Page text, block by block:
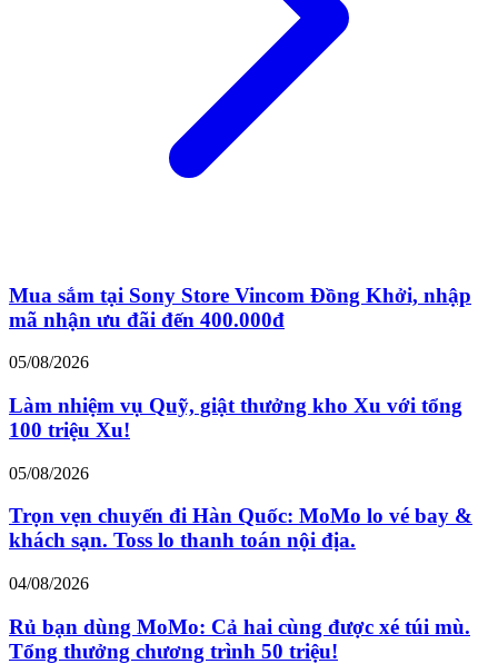
Mua sắm tại Sony Store Vincom Đồng Khởi, nhập
mã nhận ưu đãi đến 400.000đ
05/08/2026
Làm nhiệm vụ Quỹ, giật thưởng kho Xu với tổng
100 triệu Xu!
05/08/2026
Trọn vẹn chuyến đi Hàn Quốc: MoMo lo vé bay &
khách sạn. Toss lo thanh toán nội địa.
04/08/2026
Rủ bạn dùng MoMo: Cả hai cùng được xé túi mù.
Tổng thưởng chương trình 50 triệu!